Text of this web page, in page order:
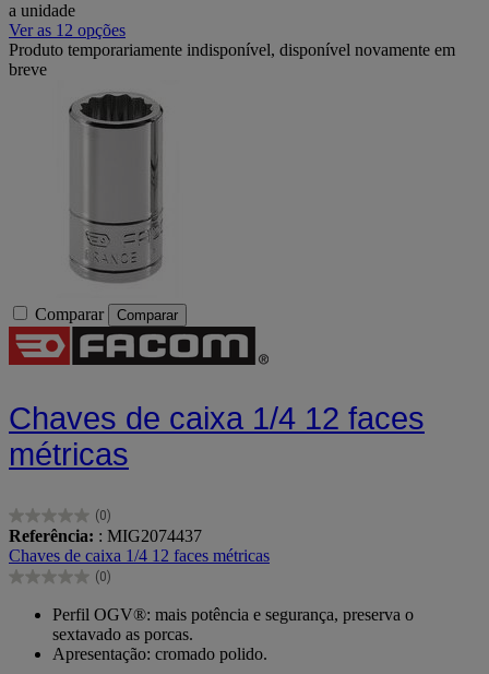
a unidade
Ver as 12 opções
Produto temporariamente indisponível, disponível novamente em
breve
Comparar Comparar
Chaves de caixa 1/4 12 faces
métricas
(0)
0.0
em
5
estrelas.
Referência: : MIG2074437
Chaves de caixa 1/4 12 faces métricas
(0)
0.0
estrelas.
Perfil OGV®: mais potência e segurança, preserva o
sextavado as porcas.
Apresentação: cromado polido.